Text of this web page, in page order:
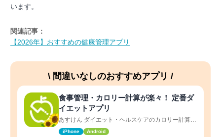
います。
関連記事：
【2026年】おすすめの健康管理アプリ
\ 間違いなしのおすすめアプリ /
食事管理・カロリー計算が楽々！ 定番ダ
イエットアプリ
あすけん ダイエット・ヘルスケアのカロリー計算や
iPhone Android